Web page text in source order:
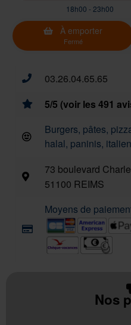
18h00 - 23h00
À emporter
Fermé
03.26.04.65.65
5/5 (voir les 491
Burgers, pâtes,
halal, paninis,
73 boulevard
51100 REIMS
Moyens de
Nos